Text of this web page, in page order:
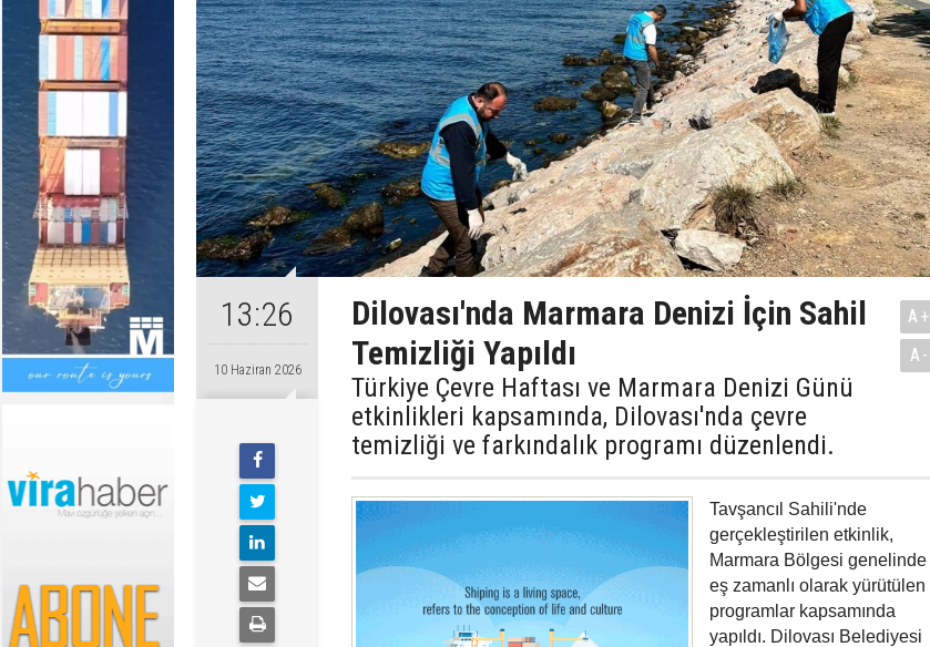
13:26
10 Haziran 2026
Dilovası'nda Marmara Denizi İçin Sahil
Temizliği Yapıldı
Türkiye Çevre Haftası ve Marmara Denizi Günü
etkinlikleri kapsamında, Dilovası'nda çevre
temizliği ve farkındalık programı düzenlendi.
A+
A-
Tavşancıl Sahili'nde
gerçekleştirilen etkinlik,
Marmara Bölgesi genelinde
eş zamanlı olarak yürütülen
programlar kapsamında
yapıldı. Dilovası Belediyesi